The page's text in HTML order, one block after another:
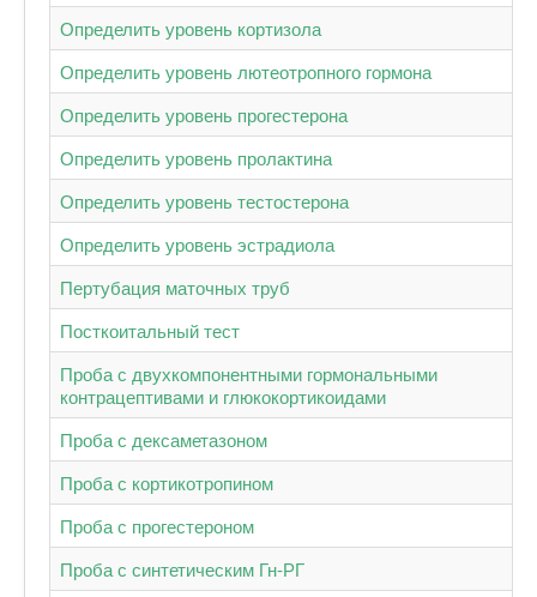
Определить уровень кортизола
Определить уровень лютеотропного гормона
Определить уровень прогестерона
Определить уровень пролактина
Определить уровень тестостерона
Определить уровень эстрадиола
Пертубация маточных труб
Посткоитальный тест
Проба с двухкомпонентными гормональными
контрацептивами и глюкокортикоидами
Проба с дексаметазоном
Проба с кортикотропином
Проба с прогестероном
Проба с синтетическим Гн-РГ